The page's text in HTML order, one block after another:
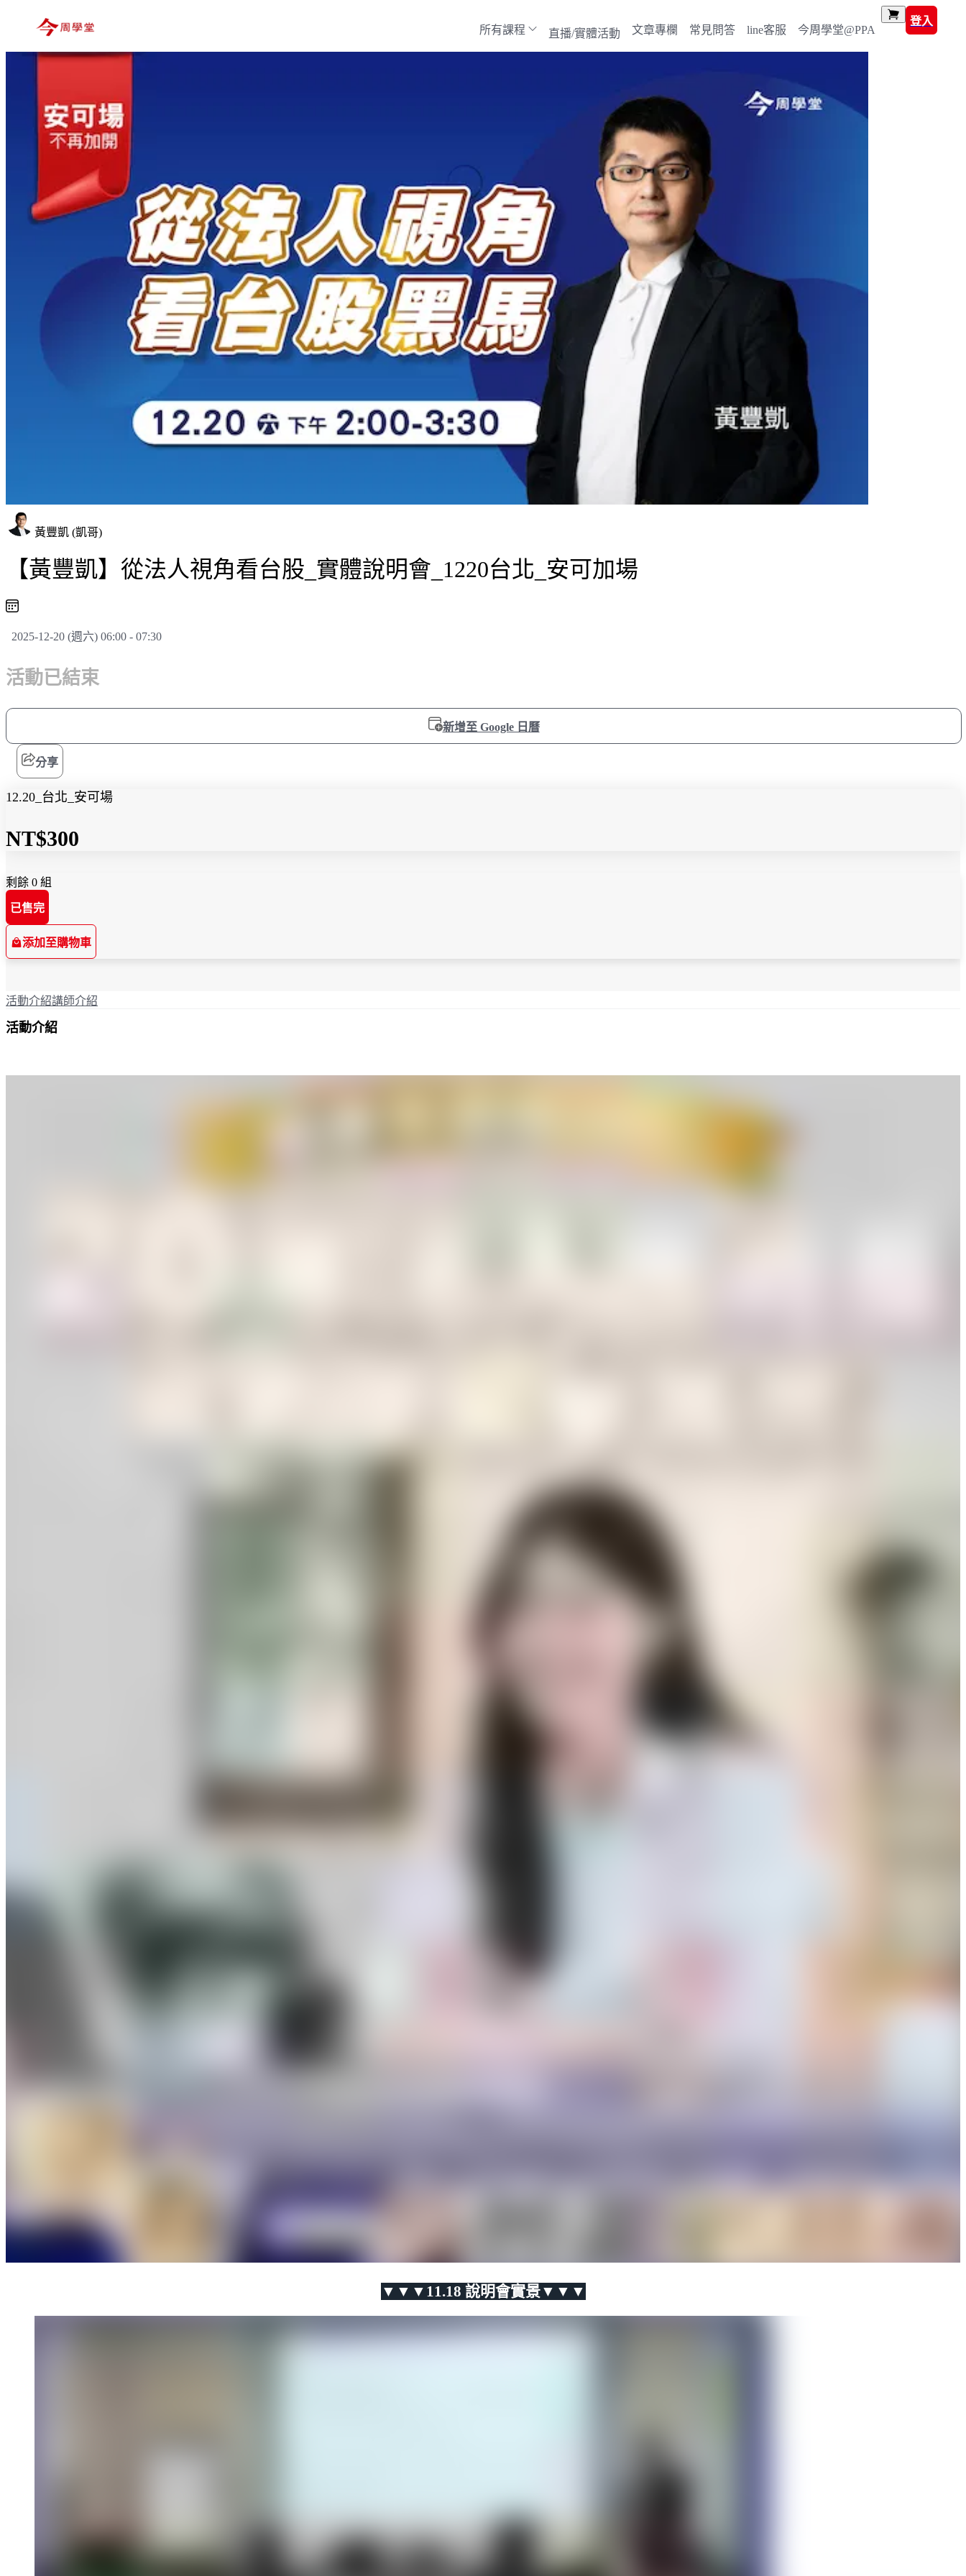
所有課程 直播/實體活動 文章專欄 常見問答 line客服 今周學堂@PPA
登入
黃豐凱 (凱哥)
【黃豐凱】從法人視角看台股_實體說明會_1220台北_安可加場
2025-12-20 (週六) 06:00 - 07:30
活動已結束
新增至 Google 日曆
分享
12.20_台北_安可場
NT$300
剩餘 0 組
已售完
添加至購物車
活動介紹講師介紹
活動介紹
▼▼▼11.18 說明會實景▼▼▼